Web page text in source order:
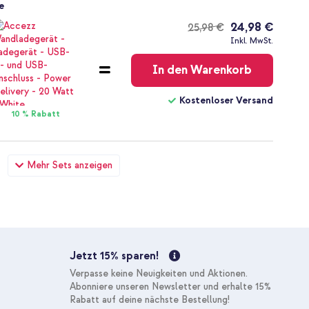
Mehr Sets anzeigen
10 % Rabatt
25,98 €
Kostenloser
24,98 €
Inkl. MwSt.
In den Warenkorb
Kostenloser Versand
Apple iPad 6 (2018) 9.7 Zoll / iPad 5 (2017) 9.7 Zoll / Air 2
Stylus-Stift für Apple iPad – Schwarz
Jetzt 15% sparen!
Verpasse keine Neuigkeiten und Aktionen.
Abonniere unseren Newsletter und erhalte 15%
Rabatt auf deine nächste Bestellung!